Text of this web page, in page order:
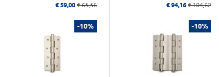
€ 59,00 € 65,56 € 94,16 € 104,62
-10% -10%